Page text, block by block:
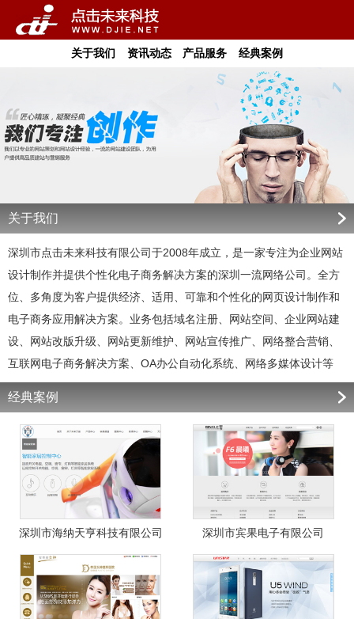
关于我们 资讯动态 产品服务 经典案例
关于我们
深圳市点击未来科技有限公司于2008年成立，是一家专注为企业网站
设计制作并提供个性化电子商务解决方案的深圳一流网络公司。全方
位、多角度为客户提供经济、适用、可靠和个性化的网页设计制作和
电子商务应用解决方案。业务包括域名注册、网站空间、企业网站建
设、网站改版升级、网站更新维护、网站宣传推广、网络整合营销、
互联网电子商务解决方案、OA办公自动化系统、网络多媒体设计等
经典案例
深圳市海纳天亨科技有限公司 深圳市宾果电子有限公司